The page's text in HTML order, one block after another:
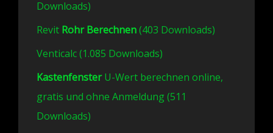
Downloads)
Revit Rohr Berechnen(403 Downloads)
Venticalc (1.085 Downloads)
KastenfensterU-Wert berechnen online,
gratis und ohne Anmeldung (511
Downloads)